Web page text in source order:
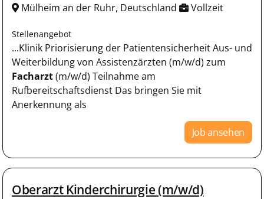
Mülheim an der Ruhr, Deutschland Vollzeit
Stellenangebot
...Klinik Priorisierung der Patientensicherheit Aus- und
Weiterbildung von Assistenzärzten (m/w/d) zum
Facharzt(m/w/d) Teilnahme am
Rufbereitschaftsdienst Das bringen Sie mit
Anerkennung als
Job ansehen
Oberarzt Kinderchirurgie (m/w/d)